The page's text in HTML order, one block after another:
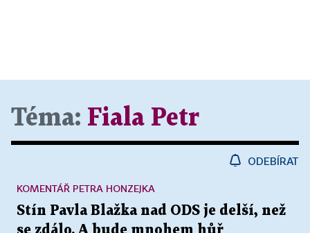
Téma: Fiala Petr
ODEBÍRAT
Stín Pavla Blažka nad ODS je delší, než
se zdálo. A bude mnohem hůř
KOMENTÁŘ PETRA HONZEJKA